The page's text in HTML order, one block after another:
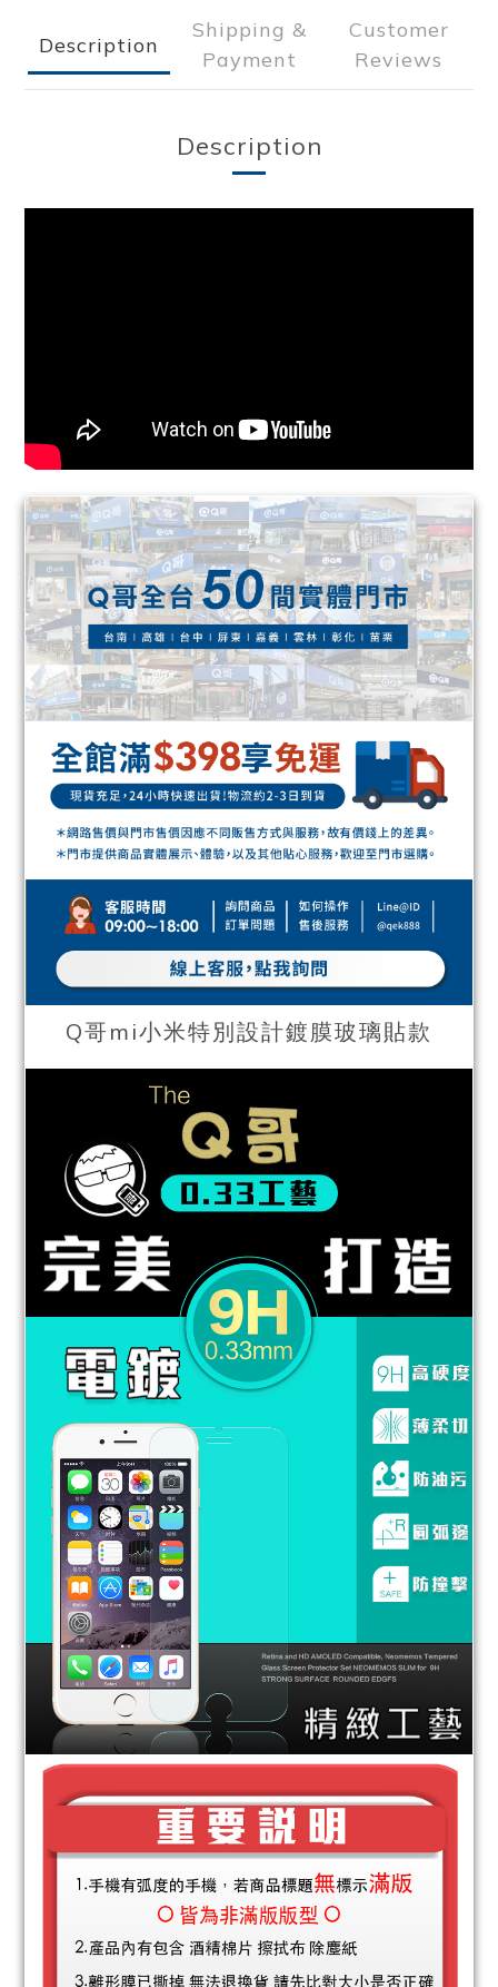
Description
Shipping &
Payment
Customer
Reviews
Description
Q哥mi小米特別設計鍍膜玻璃貼款